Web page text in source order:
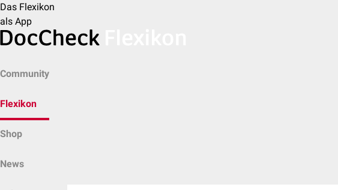
Das Flexikon
als App
Community
Flexikon
Shop
News